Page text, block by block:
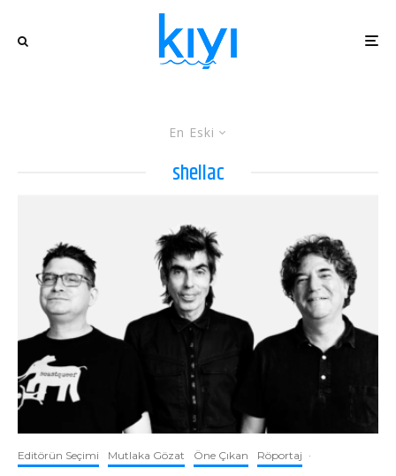
En Eski
shellac
Editörün Seçimi Mutlaka Gözat Öne Çıkan Röportaj ·